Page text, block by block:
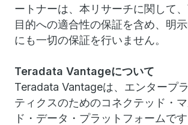
ートナーは、本リサーチに関して
目的への適合性の保証を含め、明
にも一切の保証を行いません。
Teradata Vantageについて
Teradata Vantageは、エンタープ
ティクスのためのコネクテッド・
ド・データ・プラットフォームで